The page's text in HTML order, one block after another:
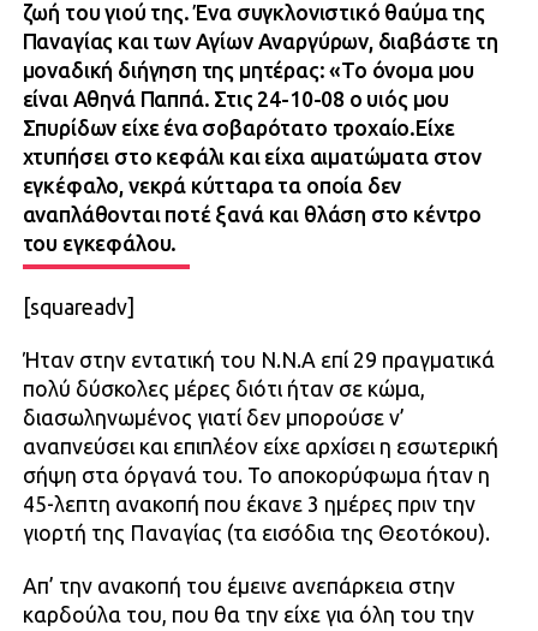
ζωή του γιού της. Ένα συγκλονιστικό θαύμα της
Παναγίας και των Αγίων Αναργύρων, διαβάστε τη
μοναδική διήγηση της μητέρας: «Το όνομα μου
είναι Αθηνά Παππά. Στις 24-10-08 ο υιός μου
Σπυρίδων είχε ένα σοβαρότατο τροχαίο.Είχε
χτυπήσει στο κεφάλι και είχα αιματώματα στον
εγκέφαλο, νεκρά κύτταρα τα οποία δεν
αναπλάθονται ποτέ ξανά και θλάση στο κέντρο
του εγκεφάλου.
[squareadv]
Ήταν στην εντατική του Ν.Ν.Α επί 29 πραγματικά
πολύ δύσκολες μέρες διότι ήταν σε κώμα,
διασωληνωμένος γιατί δεν μπορούσε ν’
αναπνεύσει και επιπλέον είχε αρχίσει η εσωτερική
σήψη στα όργανά του. Το αποκορύφωμα ήταν η
45-λεπτη ανακοπή που έκανε 3 ημέρες πριν την
γιορτή της Παναγίας (τα εισόδια της Θεοτόκου).
Απ’ την ανακοπή του έμεινε ανεπάρκεια στην
καρδούλα του, που θα την είχε για όλη του την